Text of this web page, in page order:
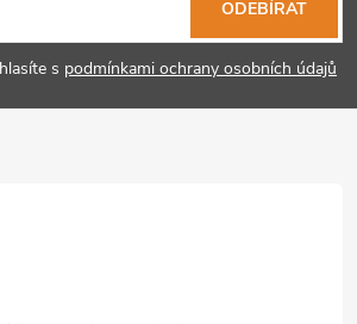
s podmínkami ochrany osobních údajů
ODEBÍRAT